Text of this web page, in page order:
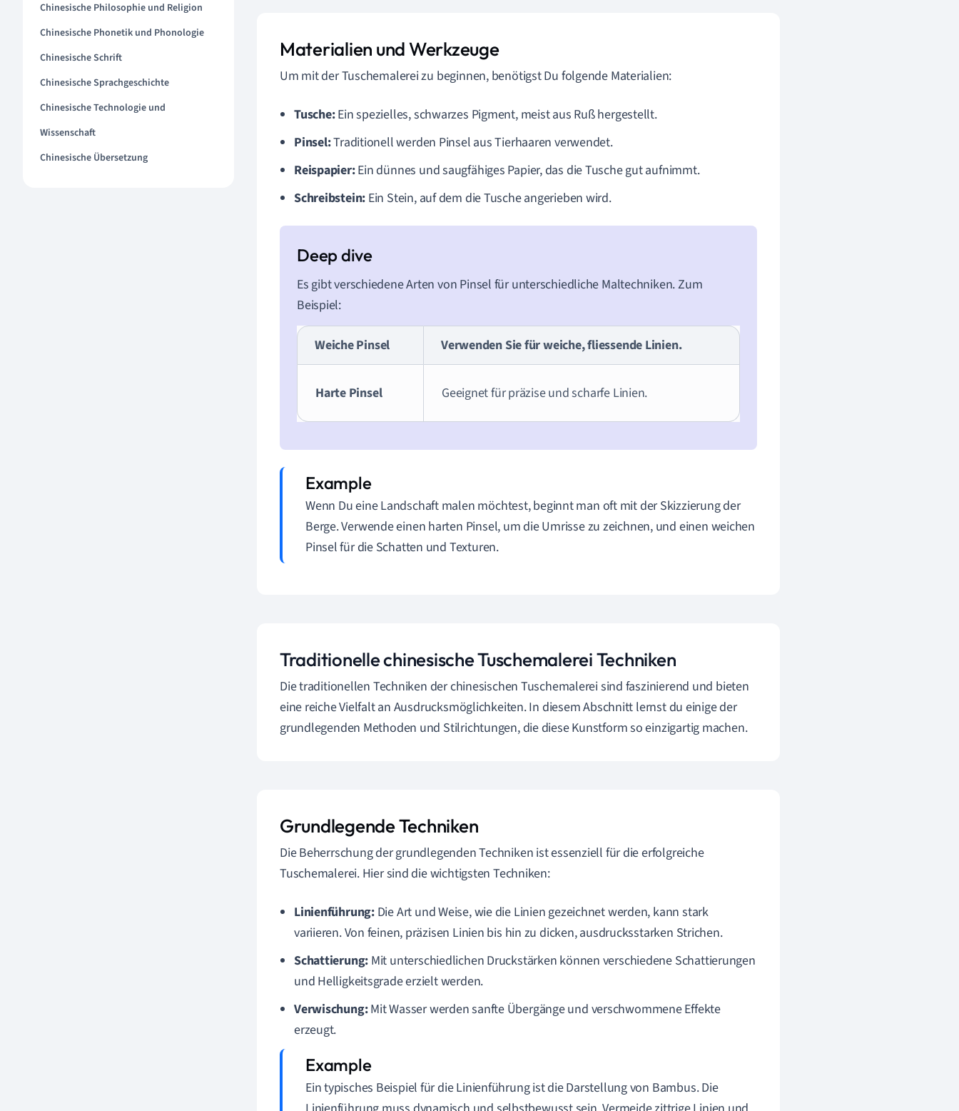
Chinesische Philosophie und Religion
Chinesische Phonetik und Phonologie
Chinesische Schrift
Chinesische Sprachgeschichte
Chinesische Technologie und
Wissenschaft
Chinesische Übersetzung
Materialien und Werkzeuge
Um mit der Tuschemalerei zu beginnen, benötigst Du folgende Materialien:
Tusche:Ein spezielles, schwarzes Pigment, meist aus Ruß hergestellt.
Pinsel:Traditionell werden Pinsel aus Tierhaaren verwendet.
Reispapier:Ein dünnes und saugfähiges Papier, das die Tusche gut aufnimmt.
Schreibstein: Ein Stein, auf dem die Tusche angerieben wird.
Es gibt verschiedene Arten von Pinsel für unterschiedliche Maltechniken. Zum
Beispiel:
Weiche Pinsel Verwenden Sie für weiche, fliessende Linien.
Harte Pinsel Geeignet für präzise und scharfe Linien.
Wenn Du eine Landschaft malen möchtest, beginnt man oft mit der Skizzierung der
Berge. Verwende einen harten Pinsel, um die Umrisse zu zeichnen, und einen weichen
Pinsel für die Schatten und Texturen.
Traditionelle chinesische Tuschemalerei Techniken
Die traditionellen Techniken der chinesischen Tuschemalerei sind faszinierend und bieten
eine reiche Vielfalt an Ausdrucksmöglichkeiten. In diesem Abschnitt lernst du einige der
grundlegenden Methoden und Stilrichtungen, die diese Kunstform so einzigartig machen.
Grundlegende Techniken
Die Beherrschung der grundlegenden Techniken ist essenziell für die erfolgreiche
Tuschemalerei. Hier sind die wichtigsten Techniken:
Linienführung:Die Art und Weise, wie die Linien gezeichnet werden, kann stark
variieren. Von feinen, präzisen Linien bis hin zu dicken, ausdrucksstarken Strichen.
Schattierung: Mit unterschiedlichen Druckstärken können verschiedene Schattierungen
und Helligkeitsgrade erzielt werden.
Verwischung:Mit Wasser werden sanfte Übergänge und verschwommene Effekte
erzeugt.
Ein typisches Beispiel für die Linienführung ist die Darstellung von Bambus. Die